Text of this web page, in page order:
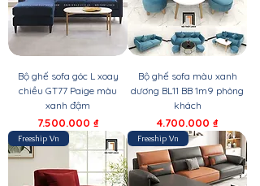
Bộ ghế sofa góc L xoay
chiều GT77 Paige màu
xanh đậm
Giá
7.500.000 ₫
Bộ ghế sofa màu xanh
dương BL11 BB 1m9 phòng
khách
Giá
4.700.000 ₫
Freeship Vn Freeship Vn